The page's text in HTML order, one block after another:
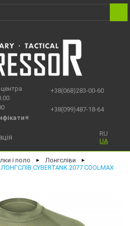
+38(068)283-00-60
+38(099)487-18-64
RU
UA
і поло ► Лонгсліви ►
CYBERTANK 2077 COOLMAX